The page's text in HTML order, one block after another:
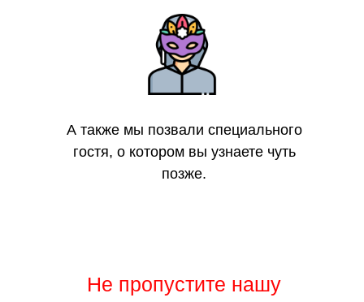
А также мы позвали специального
гостя, о котором вы узнаете чуть
позже.
Не пропустите нашу